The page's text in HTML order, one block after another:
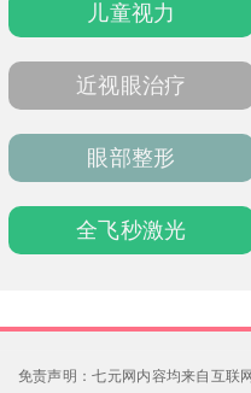
儿童视力
近视眼治疗
眼部整形
全飞秒激光
免责声明：七元网内容均来自互联